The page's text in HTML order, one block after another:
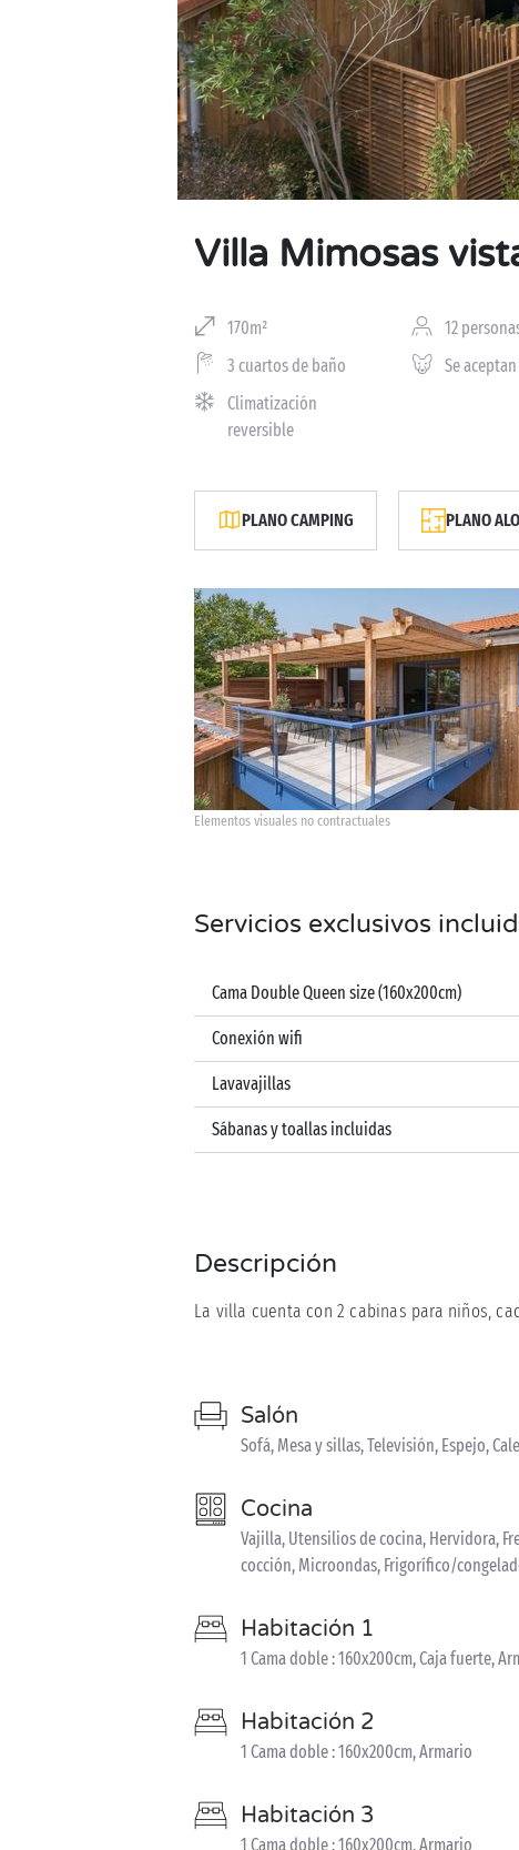
Villa Mimosas
170m² 12
3 cuartos de baño
Se
Climatización
reversible
PLANO CAMPING PLANO
Elementos visuales no contractuales
Servicios exclusivos
Cama Double Queen size (160x200cm)
Conexión wifi
Lavavajillas
Sábanas y toallas incluidas
Descripción
La villa cuenta con 2 cabinas para niños,
Salón
Sofá, Mesa y sillas, Televisión, Espejo,
Cocina
Vajilla, Utensilios de cocina, Hervidora,
cocción, Microondas, Frigorífico/
Habitación 1
1 Cama doble : 160x200cm, Caja fuerte,
Habitación 2
1 Cama doble : 160x200cm, Armario
Habitación 3
1 Cama doble : 160x200cm, Armario